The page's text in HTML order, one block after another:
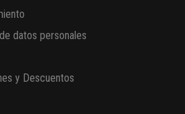
datos personales
y Descuentos